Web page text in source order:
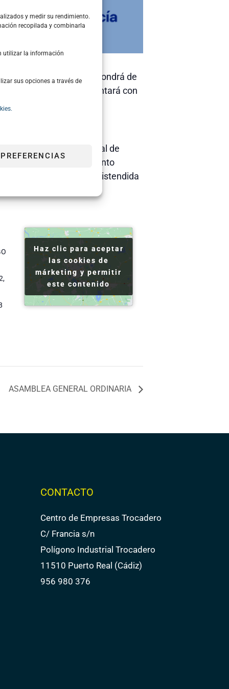
y medir su rendimiento.
recopilada y combinarla
utilizar la información
sus opciones a través de
el stand 4B04
, que dispondrá de
Asimismo, el stand contará con
Clúster Marítimo Naval de
acudan a esta feria, tanto
compartir de manera distendida
Haz clic para aceptar
las cookies de
márketing y permitir
este contenido
Haz clic para aceptar
las cookies de
márketing y permitir
este contenido
ASAMBLEA GENERAL ORDINARIA
CONTACTO
Centro de Empresas Trocadero
C/ Francia s/n
Polígono Industrial Trocadero
11510 Puerto Real (Cádiz)
956 980 376